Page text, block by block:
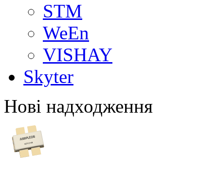
STM
WeEn
VISHAY
Skyter
Нові надходження